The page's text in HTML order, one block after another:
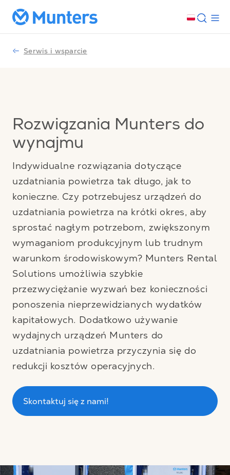
Serwis i wsparcie
Rozwiązania Munters do
wynajmu
Indywidualne rozwiązania dotyczące
uzdatniania powietrza tak długo, jak to
konieczne. Czy potrzebujesz urządzeń do
uzdatniania powietrza na krótki okres, aby
sprostać nagłym potrzebom, zwiększonym
wymaganiom produkcyjnym lub trudnym
warunkom środowiskowym? Munters Rental
Solutions umożliwia szybkie
przezwyciężanie wyzwań bez konieczności
ponoszenia nieprzewidzianych wydatków
kapitałowych. Dodatkowo używanie
wydajnych urządzeń Munters do
uzdatniania powietrza przyczynia się do
redukcji kosztów operacyjnych.
Skontaktuj się z nami!